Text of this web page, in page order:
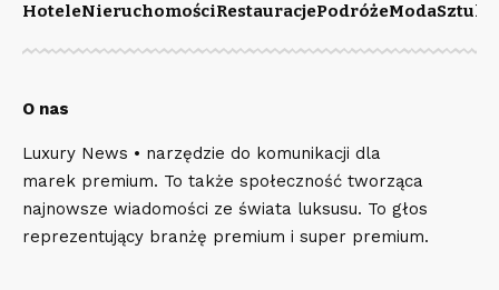
HoteleNieruchomościRestauracjePodróżeModaSztuka
O nas
Luxury News • narzędzie do komunikacji dla
marek premium. To także społeczność tworząca
najnowsze wiadomości ze świata luksusu. To głos
reprezentujący branżę premium i super premium.